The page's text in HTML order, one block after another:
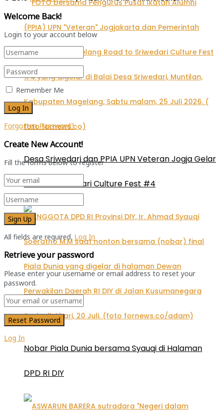
Desa Sriwedari dan PPIA UPN Veteran Jogja Gelar
Road to Sriwedari Culture Fest #4
Nobar Piala Dunia bersama Syauqi di Halaman
DPD RI DIY
Welcome Back!
Login to your account below
Remember Me
Forgotten Password?
Create New Account!
Fill the forms below to register
All fields are required. Log In
Retrieve your password
Please enter your username or email address to reset your
password.
Log In